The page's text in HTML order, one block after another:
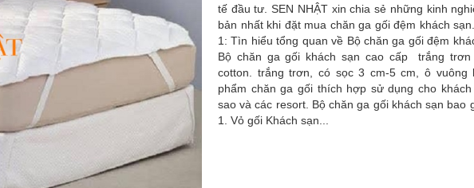
tế đầu tư. SEN NHẬT xin chia sẻ những kinh
bản nhất khi đặt mua chăn ga gối đệm khách
1: Tìn hiểu tổng quan về Bộ chăn ga gối đệm
Bộ chăn ga gối khách sạn cao cấp trắng trơn
cotton. trắng trơn, có sọc 3 cm-5 cm, ô vuông
phẩm chăn ga gối thích hợp sử dụng cho
sao và các resort. Bộ chăn ga gối khách sạn bao
1. Vỏ gối Khách sạn...